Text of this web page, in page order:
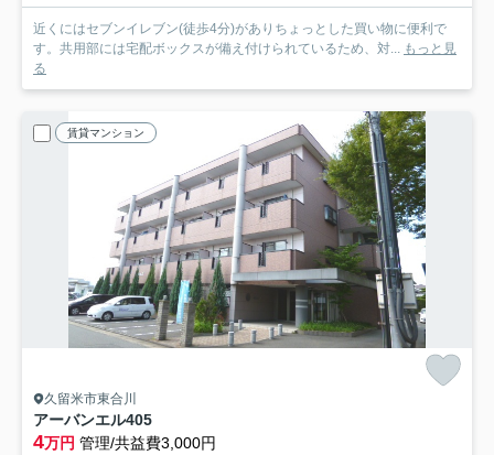
近くにはセブンイレブン(徒歩4分)がありちょっとした買い物に便利で
す。共用部には宅配ボックスが備え付けられているため、対... もっと見
る
賃貸マンション
久留米市東合川
アーバンエル405
4万円 管理/共益費3,000円